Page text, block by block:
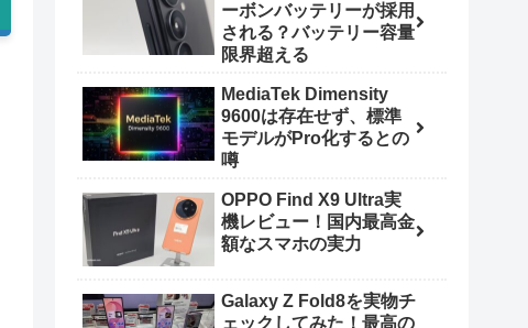
ーボンバッテリーが採用
される？バッテリー容量
限界超える
MediaTek Dimensity
9600は存在せず、標準
モデルがPro化するとの
噂
OPPO Find X9 Ultra実
機レビュー！国内最高金
額なスマホの実力
Galaxy Z Fold8を実物チ
ェックしてみた！最高の